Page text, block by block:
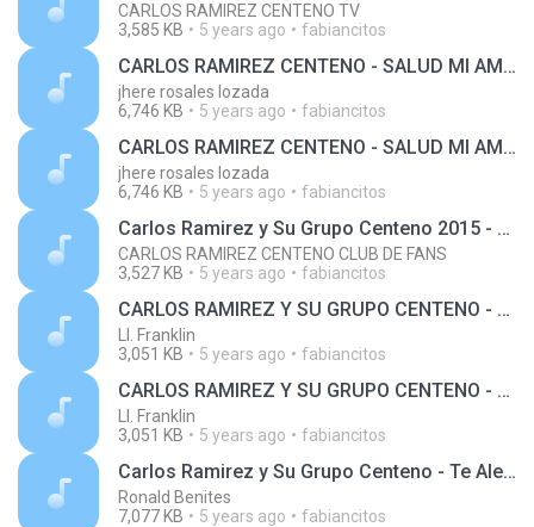
CARLOS RAMIREZ CENTENO TV
3,585 KB
5 years ago fabiancitos
CARLOS RAMIREZ CENTENO - SALUD MI AMOR ( EN VIVO )
jhere rosales lozada
6,746 KB
5 years ago fabiancitos
CARLOS RAMIREZ CENTENO - SALUD MI AMOR ( EN VIVO )
jhere rosales lozada
6,746 KB
5 years ago fabiancitos
Carlos Ramirez y Su Grupo Centeno 2015 - Mujer Sin Corazon En Vivo
CARLOS RAMIREZ CENTENO CLUB DE FANS
3,527 KB
5 years ago fabiancitos
CARLOS RAMIREZ Y SU GRUPO CENTENO - PERDONAME
Ll. Franklin
3,051 KB
5 years ago fabiancitos
CARLOS RAMIREZ Y SU GRUPO CENTENO - PERDONAME
Ll. Franklin
3,051 KB
5 years ago fabiancitos
Carlos Ramirez y Su Grupo Centeno - Te Alejas
Ronald Benites
7,077 KB
5 years ago fabiancitos